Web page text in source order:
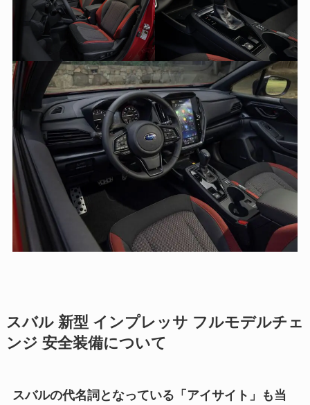
スバル 新型 インプレッサ フルモデルチェ
ンジ 安全装備について
スバルの代名詞となっている「アイサイト」も当